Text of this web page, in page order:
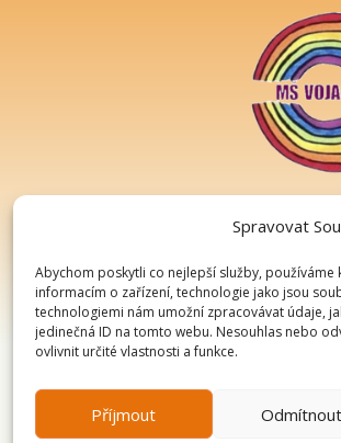
Spravovat
Abychom poskytli co nejlepší služby,
informacím o zařízení, technologie jako jsou
technologiemi nám umožní zpracovávat údaje,
jedinečná ID na tomto webu. Nesouhlas nebo
ovlivnit určité vlastnosti a funkce.
Příjmout Odmítnout